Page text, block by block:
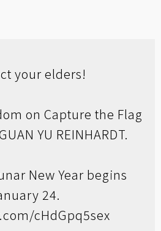
your elders!
on Capture the Flag
YU REINHARDT.
New Year begins
24.
cHdGpq5sex